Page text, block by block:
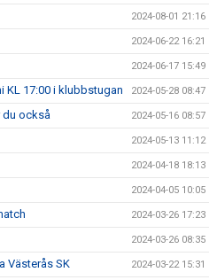
2024-08-01 21:16
2024-06-22 16:21
2024-06-17 15:49
KL 17:00 i klubbstugan 2024-05-28 08:47
du också 2024-05-16 08:57
2024-05-13 11:12
2024-04-18 18:13
2024-04-05 10:05
2024-03-26 17:23
2024-03-26 08:35
Västerås SK 2024-03-22 15:31